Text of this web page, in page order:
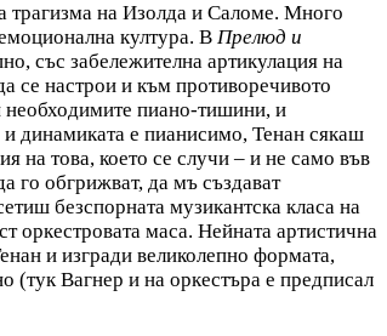
трагизма на Изолда и Саломе. Много
култура. В Прелюд и
със забележителна артикулация на
се настрои и към противоречивото
необходимите пиано-тишини, и
динамиката е пианисимо, Тенан сякаш
на това, което се случи – и не само във
го обгрижват, да мъ създават
безспорната музикантска класа на
оркестровата маса. Нейната артистична
и изгради великолепно формата,
(тук Вагнер и на оркестъра е предписал